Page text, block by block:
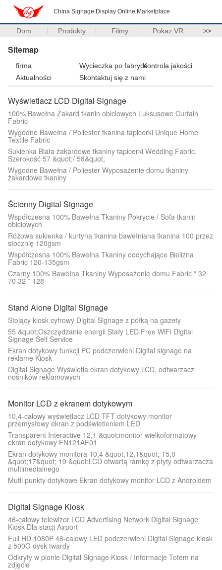
China Signage Display Online Marketplace
Dom Produkty Filmy Pokaz VR >>
Sitemap
firma Wycieczka po fabryceKontrola jakości
Aktualności
Skontaktuj się z nami
Wyświetlacz LCD Digital Signage
100% Bawełna Żakard tkanin obiciowych Luksusowe Curtain
Fabric
Wygodne Bawełna / Poliester tkanina tapicerki Unique Home
Textile Fabric
Sukienka Biała żakardowe tkaniny tapicerki Wedding Fabric,
Szerokość 57 &quot;/ 58&quot;
Wygodne Bawełna / Poliester Wyposażenie domu tkaniny
żakardowe tkaniny
Ścienny Digital Signage
Współczesna 100% Bawełna Tkaniny Pokrycie / Sofa tkanin
obiciowych
Różowa sukienka / kurtyna tkanina bawełniana tkanina 100 przez
stocznię 120gsm
Współczesna 100% Bawełna Tkaniny oddychające Bielizna
Fabric 120-135gsm
Czarny 100% Bawełna Tkaniny Wyposażenie domu Fabric * 32
70 32 * 128
Stand Alone Digital Signage
Stojący kiosk cyfrowy Digital Signage z półką na gazety
55 &quot;Oszczędzanie energii Stały LED Free WiFi Digital
Signage Self Service
Ekran dotykowy funkcji PC podczerwieni Digital signage na
reklamę Kiosk
Digital Signage Wyświetla ekran dotykowy LCD, odtwarzacz
nośników reklamowych
Monitor LCD z ekranem dotykowym
10,4-calowy wyświetlacz LCD TFT dotykowy monitor
przemysłowy ekran z podświetleniem LED
Transparent Interactive 12,1 &quot;monitor wielkoformatowy
ekran dotykowy FN121AF01
Ekran dotykowy monitora 10,4 &quot;12,1&quot; 15,0
&quot;17&quot; 19 &quot;LCD otwartą ramkę z płyty odtwarzacza
multimedialnego
Mutli punkty dotykowe Ekran dotykowy monitor LCD z Androidem
Digital Signage Kiosk
46-calowy telewizor LCD Advertising Network Digital Signage
Kiosk Dla stacji Airport
Full HD 1080P 46-calowy LED podczerwieni Digital Signage kiosk
z 500G dysk twardy
Odkryty w pionie Digital Signage Kiosk / Informacje Totem na
zdjęcie